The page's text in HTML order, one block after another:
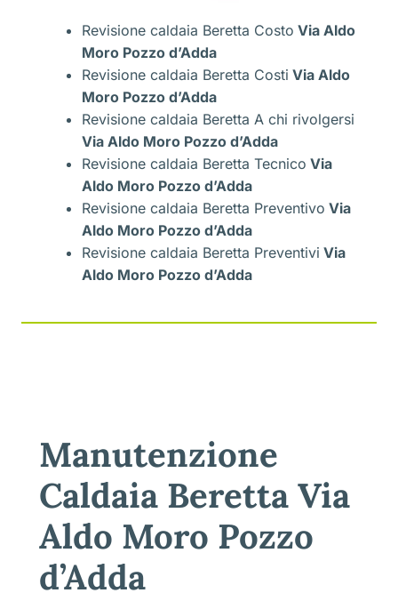
Revisione caldaia Beretta Costo Via Aldo
Moro Pozzo d’Adda
Revisione caldaia Beretta Costi Via Aldo
Moro Pozzo d’Adda
Revisione caldaia Beretta A chi rivolgersi
Via Aldo Moro Pozzo d’Adda
Revisione caldaia Beretta Tecnico Via
Aldo Moro Pozzo d’Adda
Revisione caldaia Beretta Preventivo Via
Aldo Moro Pozzo d’Adda
Revisione caldaia Beretta Preventivi Via
Aldo Moro Pozzo d’Adda
Manutenzione
Caldaia Beretta Via
Aldo Moro Pozzo
d’Adda